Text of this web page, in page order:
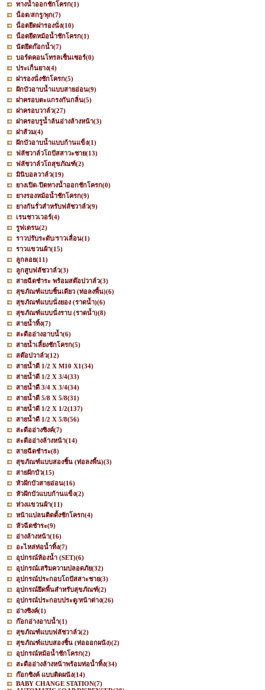
ทางน้ำออกชักโครก(1)
น็อต/สกรู/พุก(7)
น็อตยึดฝารองนั่ง(10)
น็อตยึดหม้อน้ำชักโครก(1)
นัตยึดก๊อกน้ำ(7)
บอร์ดคอนโทรลเซ็นเซอร์(0)
ประเก็นยาง(4)
ฝารองนั่งชักโครก(5)
ฝักบัวอาบน้ำแบบสายอ่อน(9)
ฝาครอบตะแกรงกันกลิ่น(5)
ฝาครอบวาล์ว(27)
ฝาครอบรูน้ำล้นอ่างล้างหน้า(3)
ฝาส้วม(4)
ฝักบัวอาบน้ำแบบก้านแข็ง(1)
ฟลัชวาล์วโถปัสสาวะชาย(13)
ฟลัชวาล์วโถสุขภัณฑ์(2)
มินิบอลวาล์ว(19)
ยางเปิด-ปิดทางน้ำออกชักโครก(0)
ยางรองหม้อน้ำชักโครก(9)
ยางกันรั่วสำหรับฟลัชวาล์ว(9)
เรนชาวเวอร์(4)
รูฟเดรน(2)
ราวปรับระดับ/ราวเลื่อน(1)
ราวแขวนผ้า(15)
ลูกลอย(11)
ลูกสูบฟลัชวาล์ว(3)
สายฉีดชำระ พร้อมสต๊อปวาล์ว(3)
สุขภัณฑ์แบบชิ้นเดียว (ท่อลงพื้น)(6)
สุขภัณฑ์แบบนั่งยอง (ราดน้ำ)(6)
สุขภัณฑ์แบบนั่งราบ (ราดน้ำ)(8)
สายน้ำทิ้ง(7)
สะดืออ่างอาบน้ำ(6)
สายน้ำเลี้ยงชักโครก(5)
สต๊อปวาล์ว(12)
สายน้ำดี 1/2 X M10 X1(34)
สายน้ำดี 1/2 X 3/4(33)
สายน้ำดี 3/4 X 3/4(34)
สายน้ำดี 5/8 X 5/8(31)
สายน้ำดี 1/2 X 1/2(137)
สายน้ำดี 1/2 X 5/8(56)
สะดืออ่างซิงค์(7)
สะดืออ่างล้างหน้า(14)
สายฉีดชำระ(8)
สุขภัณฑ์แบบสองชิ้น (ท่อลงพื้น)(3)
สายฝักบัว(15)
หัวฝักบัวสายอ่อน(16)
หัวฝักบัวแบบก้านแข็ง(2)
ห่วงแขวนผ้า(11)
หน้าแปลนติดตั้งชักโครก(4)
หัวฉีดชำระ(9)
อ่างล้างหน้า(16)
อะไหล่ท่อน้ำทิ้ง(7)
อุปกรณ์ห้องน้ำ (SET)(6)
อุปกรณ์เสริมความปลอดภัย(32)
อุปกรณ์ประกอบโถปัสสาะชาย(3)
อุปกรณ์ยึดพื้นสำหรับสุขภัณฑ์(2)
อุปกรณ์ประกอบประตู/หน้าต่าง(26)
อ่างซิงค์(1)
ก๊อกอ่างอาบน้ำ(1)
สุขภัณฑ์แบบฟลัชวาล์ว(2)
สุขภัณฑ์แบบสองชิ้น (ท่อออกผนัง)(2)
อุปกรณ์หม้อน้ำชักโครก(2)
สะดืออ่างล้างหน้าพร้อมท่อน้ำทิ้ง(34)
ก๊อกซิงค์ แบบติดผนัง(14)
BABY CHANGE STATION(7)